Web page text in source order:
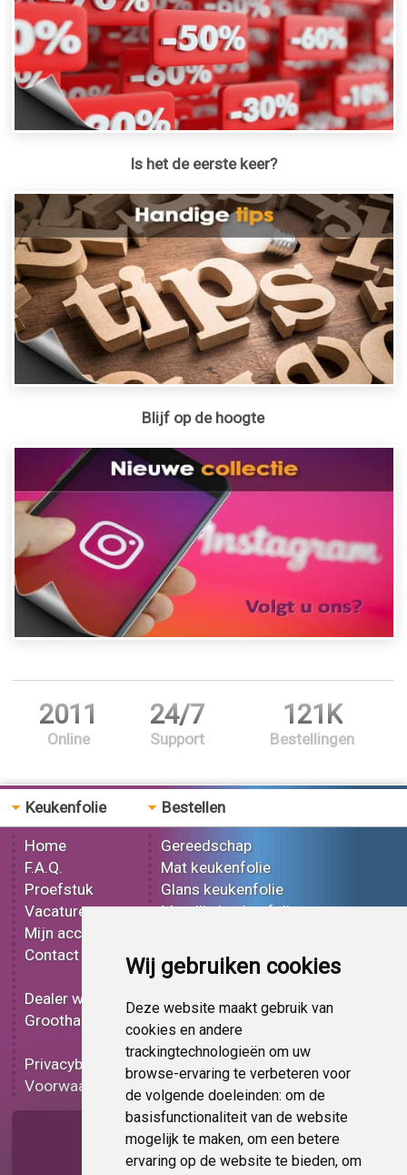
Wij gebruiken cookies
Deze website maakt gebruik van
cookies en andere
trackingtechnologieën om uw
browse-ervaring te verbeteren voor
de volgende doeleinden: om de
basisfunctionaliteit van de website
mogelijk te maken, om een betere
ervaring op de website te bieden, om
Is het de eerste keer?
Blijf op de hoogte
2011
Online
24/7
Support
121K
Bestellingen
Keukenfolie
Home
F.A.Q.
Proefstuk
Vacatures
Mijn account
Contact
Dealer worden
Groothandel
Privacybeleid
Voorwaarden
Bestellen
Gereedschap
Mat keukenfolie
Glans keukenfolie
Metallic keukenfolie
Effect keukenfolie
Bedrukt keukenfolie
Carbon keukenfolie
Lampen folie
Functionele folie
Keukenfolie korting
Op bestelling
Pagina delen